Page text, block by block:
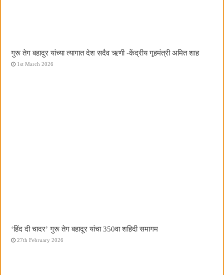
गुरू तेग बहादुर यांच्या त्यागात देश सदैव ऋणी -केंद्रीय गृहमंत्री अमित शाह
1st March 2026
‘हिंद दी चादर’ गुरू तेग बहादूर यांचा 350वा शहिदी समागम
27th February 2026